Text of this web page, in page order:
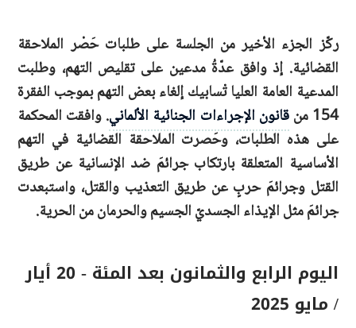
ركّز الجزء الأخير من الجلسة على طلبات حَصْر الملاحقة
القضائية. إذ وافق عدّةُ مدعين على تقليص التهم، وطلبت
المدعية العامة العليا تْسابيك إلغاء بعض التهم بموجب الفقرة
154 من
قانون الإجراءات الجنائية الألماني. وافقت المحكمة
على هذه الطلبات، وحَصرت الملاحقة القضائية في التهم
الأساسية المتعلقة بارتكاب جرائمَ ضد الإنسانية عن طريق
القتل وجرائمَ حربٍ عن طريق التعذيب والقتل، واستبعدت
جرائمَ مثل الإيذاء الجسديّ الجسيم والحرمان من الحرية.
اليوم الرابع والثمانون بعد المئة - 20 أيار
/ مايو 2025